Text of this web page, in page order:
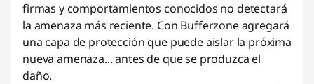
firmas y comportamientos conocidos no detectará
la amenaza más reciente. Con Bufferzone agregará
una capa de protección que puede aislar la próxima
nueva amenaza... antes de que se produzca el
daño.